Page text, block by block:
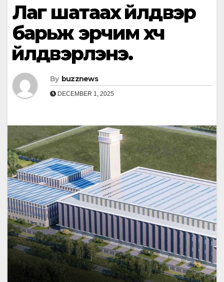
Лаг шатаах үйлдвэр
барьж эрчим хүч
үйлдвэрлэнэ.
By buzznews
DECEMBER 1, 2025